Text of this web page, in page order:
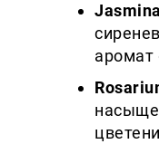
аромат